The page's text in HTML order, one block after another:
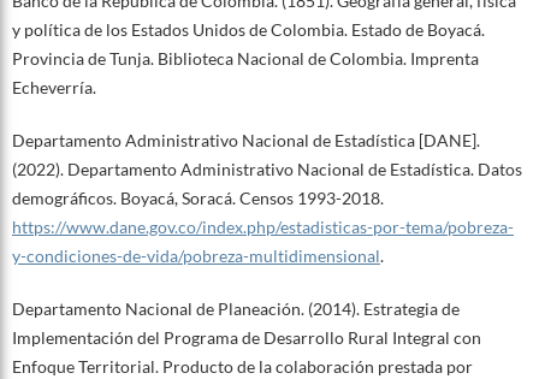
y política de los Estados Unidos de Colombia. Estado de Boyacá.
Provincia de Tunja. Biblioteca Nacional de Colombia. Imprenta
Echeverría.
Departamento Administrativo Nacional de Estadística [DANE].
(2022). Departamento Administrativo Nacional de Estadística. Datos
demográficos. Boyacá, Soracá. Censos 1993-2018.
https://www.dane.gov.co/index.php/estadisticas-por-tema/pobreza-
y-condiciones-de-vida/pobreza-multidimensional.
Departamento Nacional de Planeación. (2014). Estrategia de
Implementación del Programa de Desarrollo Rural Integral con
Enfoque Territorial. Producto de la colaboración prestada por